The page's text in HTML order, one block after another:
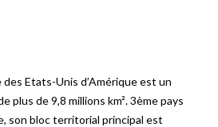
des Etats-Unis d’Amérique est un
plus de 9,8 millions km². 3ème pays
son bloc territorial principal est